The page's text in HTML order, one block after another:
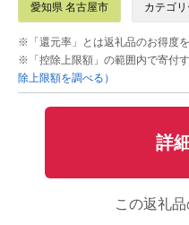
愛知県 名古屋市 カテゴリ
※「還元率」とは返礼品のお得度
※「控除上限額」の範囲内で寄付
除上限額を調べる）
詳
この返礼